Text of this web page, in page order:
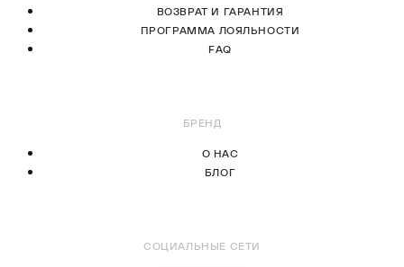
СОЦИАЛЬНЫЕ СЕТИ
ВОЗВРАТ И ГАРАНТИЯ
ПРОГРАММА ЛОЯЛЬНОСТИ
FAQ
БРЕНД
О НАС
БЛОГ